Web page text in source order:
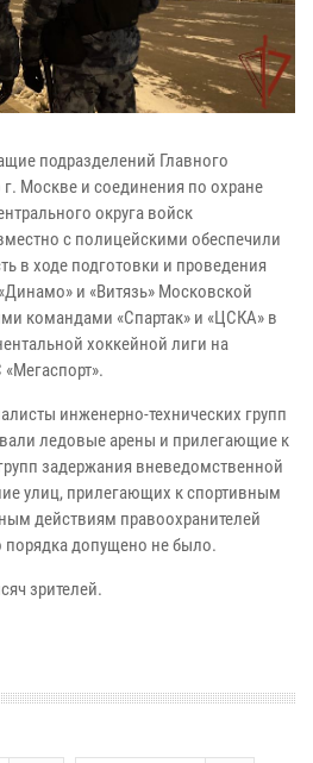
подразделений Главного
Москве и соединения по охране
округа войск
с полицейскими обеспечили
в ходе подготовки и проведения
и «Витязь» Московской
командами «Спартак» и «ЦСКА» в
хоккейной лиги на
инженерно-технических групп
ледовые арены и прилегающие к
задержания вневедомственной
улиц, прилегающих к спортивным
действиям правоохранителей
допущено не было.
зрителей.